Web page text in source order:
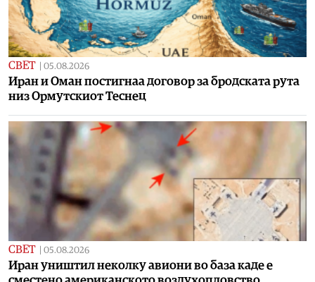
СВЕТ 05.08.2026
Иран и Оман постигнаа договор за бродската рута
низ Ормутскиот Теснец
СВЕТ 05.08.2026
Иран уништил неколку авиони во база каде е